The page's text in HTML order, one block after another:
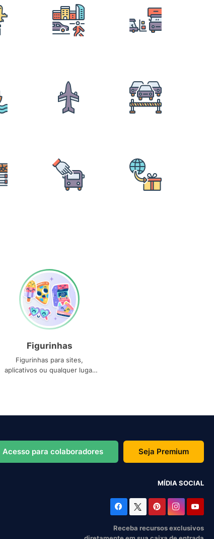
Figurinhas
Figurinhas para sites,
aplicativos ou qualquer lugar
Acesso para colaboradores Seja Premium
MÍDIA SOCIAL
Receba recursos exclusivos